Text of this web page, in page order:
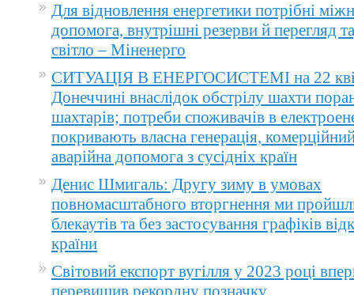
Для відновлення енергетики потрібні
допомога, внутрішні резерви й перегляд
світло – Міненерго
СИТУАЦІЯ В ЕНЕРГОСИСТЕМІ на 22
Донеччині внаслідок обстрілу шахти
шахтарів; потреби споживачів в
покривають власна генерація,
аварійна допомога з сусідніх країн
Денис Шмигаль: Другу зиму в умовах
повномасштабного вторгнення ми
блекаутів та без застосування графіків
країни
Світовий експорт вугілля у 2023 році
перевищив рекордну позначку